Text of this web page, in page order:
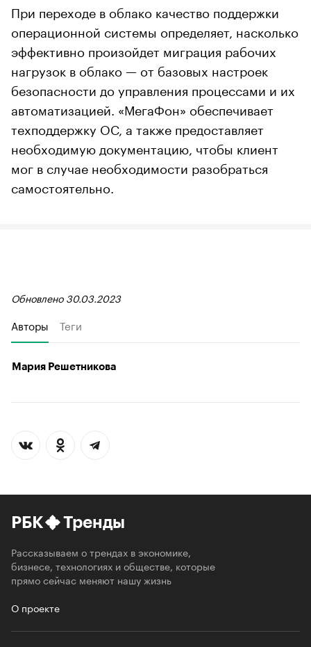
При переходе в облако качество поддержки
операционной системы определяет, насколько
эффективно произойдет миграция рабочих
нагрузок в облако — от базовых настроек
безопасности до управления процессами и их
автоматизацией. «МегаФон» обеспечивает
техподдержку ОС, а также предоставляет
необходимую документацию, чтобы клиент
мог в случае необходимости разобраться
самостоятельно.
Обновлено 30.03.2023
Авторы Теги
Мария Решетникова
РБК Тренды
Рассказываем о трендах в экономике,
бизнесе, технологиях и обществе, которые
прямо сейчас меняют нашу жизнь
О проекте